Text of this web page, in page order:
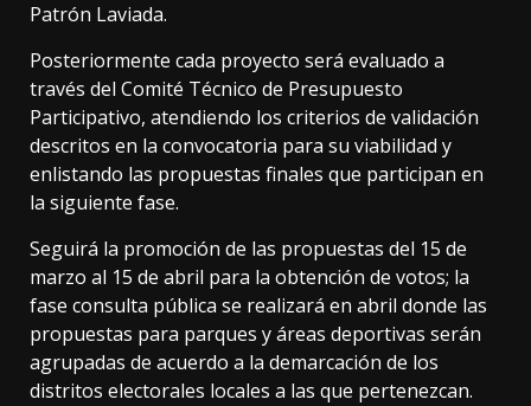
Patrón Laviada.
Posteriormente cada proyecto será evaluado a
través del Comité Técnico de Presupuesto
Participativo, atendiendo los criterios de validación
descritos en la convocatoria para su viabilidad y
enlistando las propuestas finales que participan en
la siguiente fase.
Seguirá la promoción de las propuestas del 15 de
marzo al 15 de abril para la obtención de votos; la
fase consulta pública se realizará en abril donde las
propuestas para parques y áreas deportivas serán
agrupadas de acuerdo a la demarcación de los
distritos electorales locales a las que pertenezcan.